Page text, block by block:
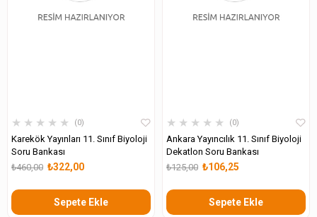
★ ★ ★ ★ ★ 0
Karekök Yayınları 11. Sınıf Biyoloji
Soru Bankası
₺322,00
₺460,00
Sepete Ekle
★ ★ ★ ★ ★ 0
Ankara Yayıncılık 11. Sınıf Biyoloji
Dekatlon Soru Bankası
₺106,25
₺125,00
Sepete Ekle